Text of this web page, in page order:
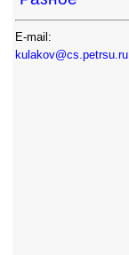
E-mail:
kulakov@cs.petrsu.ru